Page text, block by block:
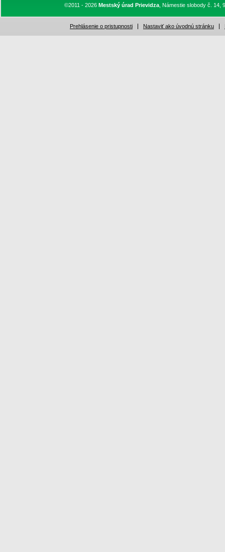
©2011 - 2026 Mestský úrad Prievidza, Námestie slobody č. 14,
Prehlásenie o pristupnosti Nastaviť ako úvodnú stránku